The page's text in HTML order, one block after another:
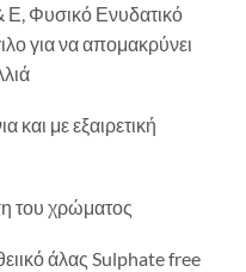
Ε, Φυσικό Ενυδατικό
για να απομακρύνει
και με εξαιρετική
του χρώματος
άλας Sulphate free